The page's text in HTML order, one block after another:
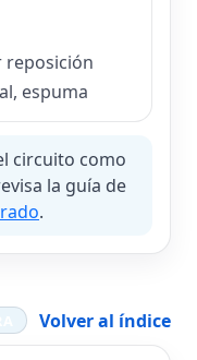
reposición
espuma
circuito como
la guía de
.
Volver al índice